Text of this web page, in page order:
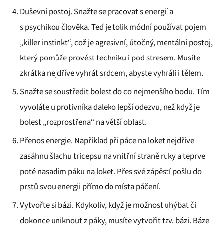
Duševní postoj. Snažte se pracovat s energií a
s psychikou člověka. Teď je tolik módní používat pojem
„killer instinkt“, což je agresivní, útočný, mentální postoj,
který pomůže provést techniku i pod stresem. Musíte
zkrátka nejdříve vyhrát srdcem, abyste vyhráli i tělem.
Snažte se soustředit bolest do co nejmenšího bodu. Tím
vyvoláte u protivníka daleko lepší odezvu, než když je
bolest „rozprostřena“ na větší oblast.
Přenos energie. Například při páce na loket nejdříve
zasáhnu šlachu tricepsu na vnitřní straně ruky a teprve
poté nasadím páku na loket. Přes své zápěstí pošlu do
prstů svou energii přímo do místa páčení.
Vytvořte si bázi. Kdykoliv, když je možnost uhýbat či
dokonce uniknout z páky, musíte vytvořit tzv. bázi. Báze